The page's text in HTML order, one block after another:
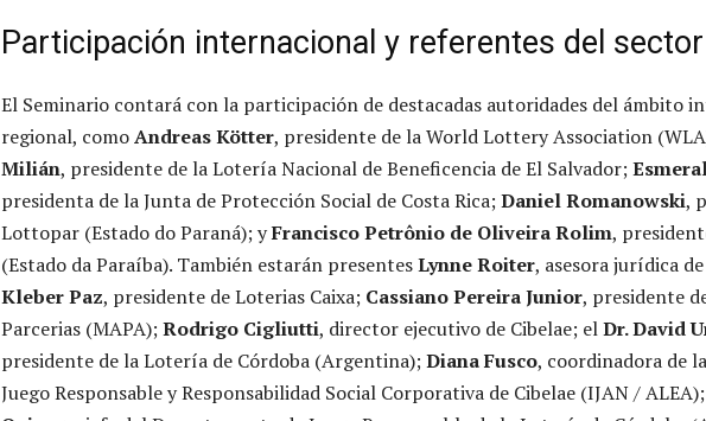
Participación internacional y referentes del sector
El Seminario contará con la participación de destacadas autoridades del ámbito
regional, comoAndreas Kötter, presidente de la World Lottery Association
Milián, presidente de la Lotería Nacional de Beneficencia de El Salvador;
presidenta de la Junta de Protección Social de Costa Rica;Daniel Romanowski,
Lottopar (Estado do Paraná); yFrancisco Petrônio de Oliveira Rolim,
(Estado da Paraíba). También estarán presentesLynne Roiter, asesora jurídica
Kleber Paz, presidente de Loterias Caixa; Cassiano Pereira Junior, presidente
Parcerias (MAPA);Rodrigo Cigliutti, director ejecutivo de Cibelae; elDr. David
presidente de la Lotería de Córdoba (Argentina);Diana Fusco, coordinadora de
Juego Responsable y Responsabilidad Social Corporativa de Cibelae (IJAN /